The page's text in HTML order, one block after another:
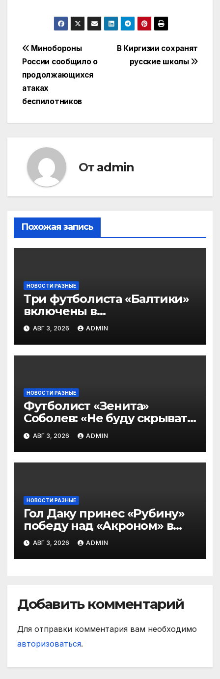
Навигация
по
записям
В Киргизии сохранят
русские школы
Минобороны
России сообщило о
продолжающихся
атаках
беспилотников
От admin
Похожая запись
НОВОСТИ РАЗНЫЕ
Три футболиста «Балтики»
включены в
символическую сборную
2‑го тура РПЛ по версии
подписчиков МАТЧ
ПРЕМЬЕР
АВГ 3, 2026 ADMIN
НОВОСТИ РАЗНЫЕ
Футболист «Зенита»
Соболев: «Не буду скрывать
— в Оренбурге всегда
тяжело играть»
АВГ 3, 2026 ADMIN
НОВОСТИ РАЗНЫЕ
Гол Даку принес «Рубину»
победу над «Акроном» в
матче РПЛ
АВГ 3, 2026 ADMIN
Добавить комментарий
Для отправки комментария вам необходимо
авторизоваться.